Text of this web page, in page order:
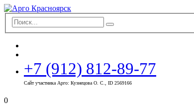
+7 (912) 812-89-77
Сайт участника Арго: Кузнецова О. С., ID 2569166
0